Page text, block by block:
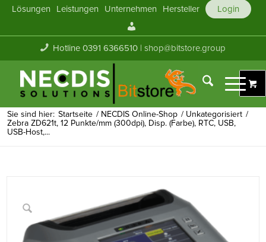
Lösungen Leistungen Unternehmen Hersteller
Login
Konto
Hotline 0391 6366510 |shop@bitstore.group
Sie sind hier: Startseite / NECDIS Online-Shop / Unkategorisiert /
Zebra ZD621t, 12 Punkte/mm (300dpi), Disp. (Farbe), RTC, USB,
USB-Host,...